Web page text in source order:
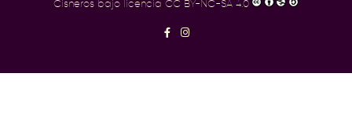
Cisneros bajo licenciaCC BY-NC-SA 4.0